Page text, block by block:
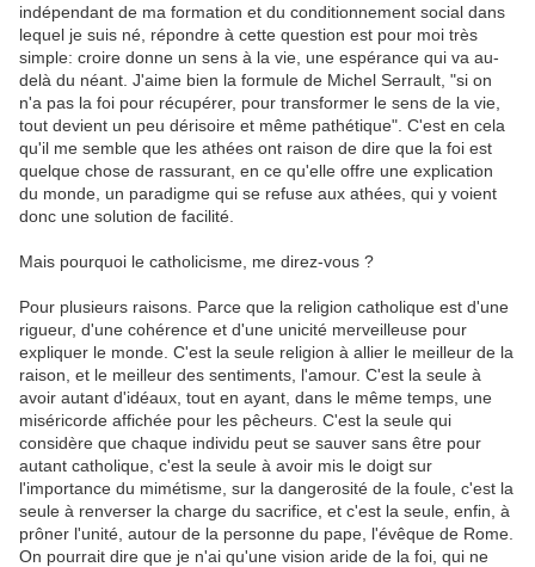
indépendant de ma formation et du conditionnement social dans
lequel je suis né, répondre à cette question est pour moi très
simple: croire donne un sens à la vie, une espérance qui va au-
delà du néant. J'aime bien la formule de Michel Serrault, "si on
n'a pas la foi pour récupérer, pour transformer le sens de la vie,
tout devient un peu dérisoire et même pathétique". C'est en cela
qu'il me semble que les athées ont raison de dire que la foi est
quelque chose de rassurant, en ce qu'elle offre une explication
du monde, un paradigme qui se refuse aux athées, qui y voient
donc une solution de facilité.
Mais pourquoi le catholicisme, me direz-vous ?
Pour plusieurs raisons. Parce que la religion catholique est d'une
rigueur, d'une cohérence et d'une unicité merveilleuse pour
expliquer le monde. C'est la seule religion à allier le meilleur de la
raison, et le meilleur des sentiments, l'amour. C'est la seule à
avoir autant d'idéaux, tout en ayant, dans le même temps, une
miséricorde affichée pour les pêcheurs. C'est la seule qui
considère que chaque individu peut se sauver sans être pour
autant catholique, c'est la seule à avoir mis le doigt sur
l'importance du mimétisme, sur la dangerosité de la foule, c'est la
seule à renverser la charge du sacrifice, et c'est la seule, enfin, à
prôner l'unité, autour de la personne du pape, l'évêque de Rome.
On pourrait dire que je n'ai qu'une vision aride de la foi, qui ne